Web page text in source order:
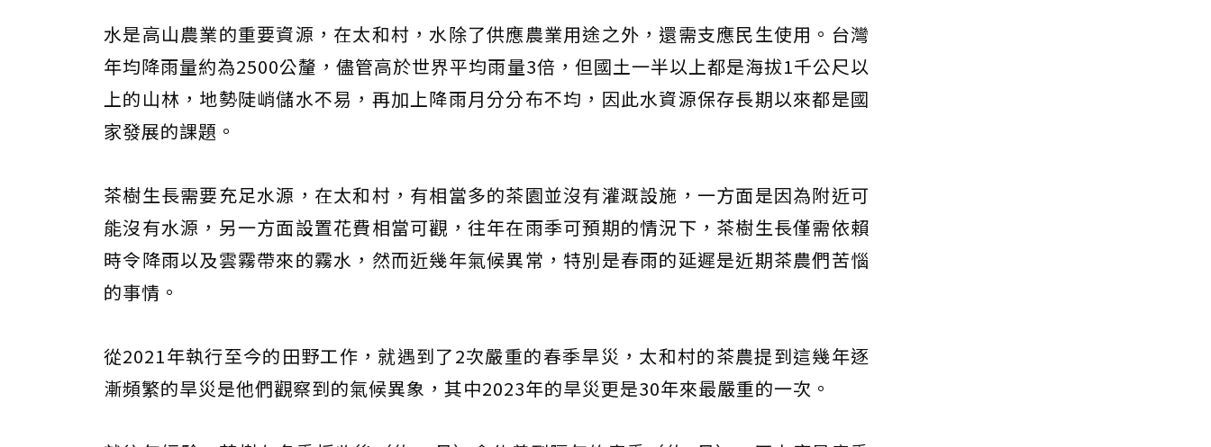
水是高山農業的重要資源，在太和村，水除了供應農業用途之外，還需支應民生使用。台灣
年均降雨量約為2500公釐，儘管高於世界平均雨量3倍，但國土一半以上都是海拔1千公尺以
上的山林，地勢陡峭儲水不易，再加上降雨月分分布不均，因此水資源保存長期以來都是國
家發展的課題。
茶樹生長需要充足水源，在太和村，有相當多的茶園並沒有灌溉設施，一方面是因為附近可
能沒有水源，另一方面設置花費相當可觀，往年在雨季可預期的情況下，茶樹生長僅需依賴
時令降雨以及雲霧帶來的霧水，然而近幾年氣候異常，特別是春雨的延遲是近期茶農們苦惱
的事情。
從2021年執行至今的田野工作，就遇到了2次嚴重的春季旱災，太和村的茶農提到這幾年逐
漸頻繁的旱災是他們觀察到的氣候異象，其中2023年的旱災更是30年來最嚴重的一次。